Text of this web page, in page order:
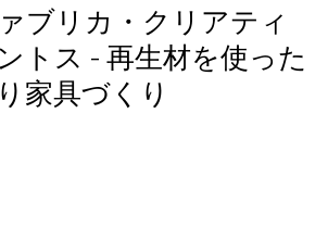
ブリカ・クリアティ
トス - 再生材を使った
家具づくり